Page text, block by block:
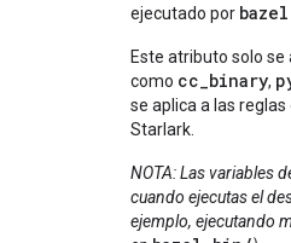
ejecutado por
Este atributo solo se
como cc_binary,
se aplica a las
Starlark.
NOTA: Las variables
cuando ejecutas el
ejemplo, ejecutando